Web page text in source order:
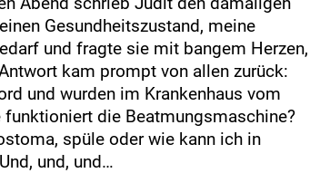
Gesundheitszustand, meine
und fragte sie mit bangem Herzen,
kam prompt von allen zurück:
und wurden im Krankenhaus vom
die Beatmungsmaschine?
spüle oder wie kann ich in
und, und…